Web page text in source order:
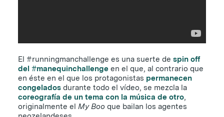
El #runningmanchallenge es una suerte de spin off
del #manequinchallenge en el que, al contrario que
en éste en el que los protagonistas permanecen
congelados durante todo el vídeo, se mezcla la
coreografía de un tema con la música de otro,
originalmente el My Boo que bailan los agentes